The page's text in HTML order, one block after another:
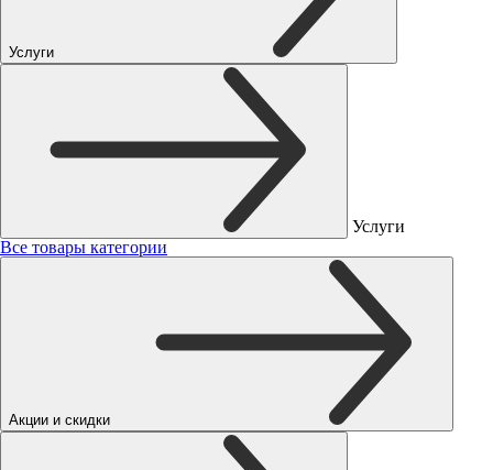
Услуги
Услуги
Все товары категории
Акции и скидки